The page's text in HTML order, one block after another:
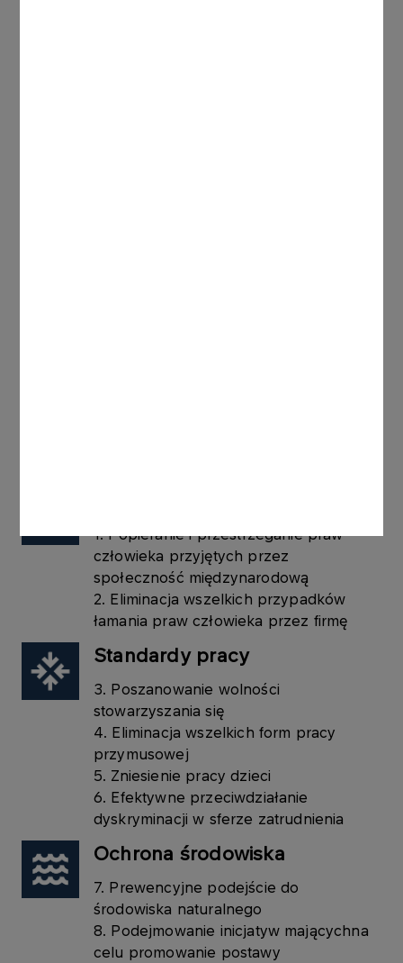
1. Popieranie i przestrzeganie praw
człowieka przyjętych przez
społeczność międzynarodową
2. Eliminacja wszelkich przypadków
łamania praw człowieka przez firmę
Standardy pracy
3. Poszanowanie wolności
stowarzyszania się
4. Eliminacja wszelkich form pracy
przymusowej
5. Zniesienie pracy dzieci
6. Efektywne przeciwdziałanie
dyskryminacji w sferze zatrudnienia
Ochrona środowiska
7. Prewencyjne podejście do
środowiska naturalnego
8. Podejmowanie inicjatyw mającychna
celu promowanie postawy